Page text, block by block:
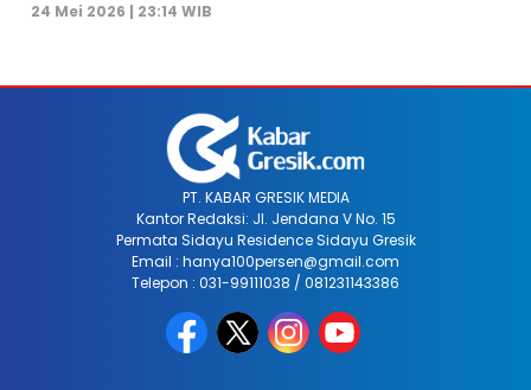
24 Mei 2026 | 23:14 WIB
PT. KABAR GRESIK MEDIA
Kantor Redaksi: Jl. Jendana V No. 15
Permata Sidayu Residence Sidayu Gresik
Email : hanya100persen@gmail.com
Telepon : 031-99111038 / 081231143386